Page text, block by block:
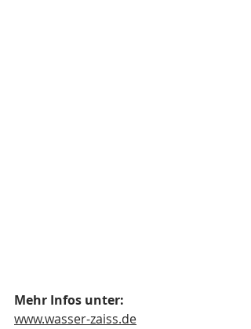
Mehr Infos unter:
www.wasser-zaiss.de